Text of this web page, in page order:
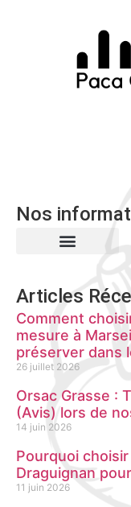
Nos
Articles
Comment
mesure à
préserver dans
26 juillet 2026
Orsac Grasse :
(Avis) lors de
14 juin 2026
Pourquoi
Draguignan
11 juin 2026